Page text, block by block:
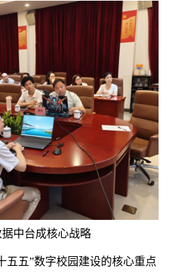
中台成核心战略
五五”数字校园建设的核心重点